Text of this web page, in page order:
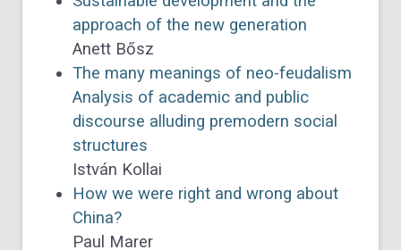
approach of the new generation
Anett Bősz
The many meanings of neo-feudalism
Analysis of academic and public
discourse alluding premodern social
structures
István Kollai
How we were right and wrong about
China?
Paul Marer